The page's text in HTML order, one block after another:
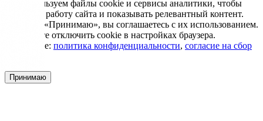
Мы используем файлы cookie и сервисы аналитики, чтобы
улучшить работу сайта и показывать релевантный контент.
Нажимая «Принимаю», вы соглашаетесь с их использованием.
Вы можете отключить cookie в настройках браузера.
Подробнее: политика конфиденциальности, согласие на сбор
Принимаю